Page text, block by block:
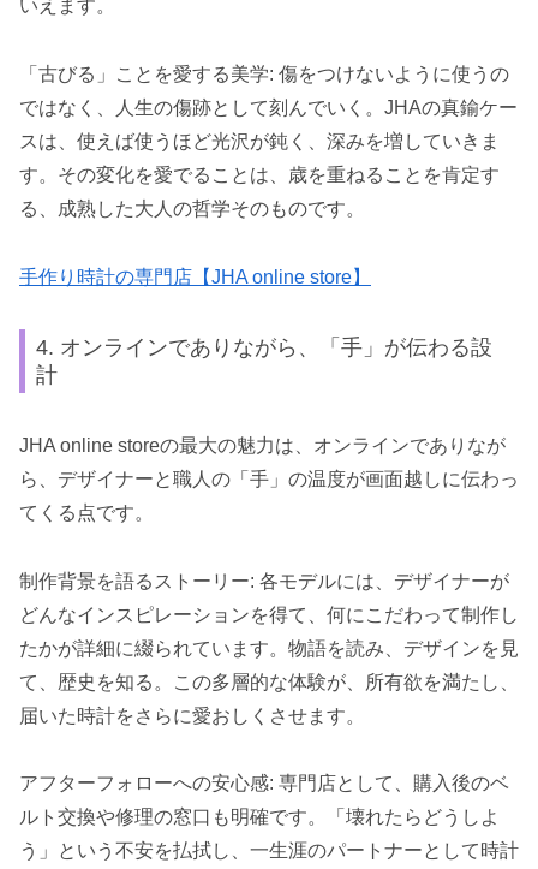
いえます。
「古びる」ことを愛する美学: 傷をつけないように使うの
ではなく、人生の傷跡として刻んでいく。JHAの真鍮ケー
スは、使えば使うほど光沢が鈍く、深みを増していきま
す。その変化を愛でることは、歳を重ねることを肯定す
る、成熟した大人の哲学そのものです。
手作り時計の専門店【JHA online store】
4. オンラインでありながら、「手」が伝わる設
計
JHA online storeの最大の魅力は、オンラインでありなが
ら、デザイナーと職人の「手」の温度が画面越しに伝わっ
てくる点です。
制作背景を語るストーリー: 各モデルには、デザイナーが
どんなインスピレーションを得て、何にこだわって制作し
たかが詳細に綴られています。物語を読み、デザインを見
て、歴史を知る。この多層的な体験が、所有欲を満たし、
届いた時計をさらに愛おしくさせます。
アフターフォローへの安心感: 専門店として、購入後のベ
ルト交換や修理の窓口も明確です。「壊れたらどうしよ
う」という不安を払拭し、一生涯のパートナーとして時計